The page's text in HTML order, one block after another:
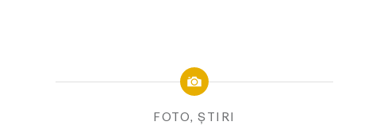
FOTO ,ȘTIRI